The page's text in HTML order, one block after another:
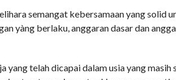
semangat kebersamaan yang solid
yàng berlaku, anggaran dasar dan
telah dicapai dalam usia yang masih